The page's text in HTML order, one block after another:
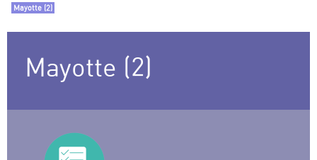
Mayotte (2)
Mayotte (2)